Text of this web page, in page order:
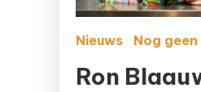
Nieuws Nog
Ron